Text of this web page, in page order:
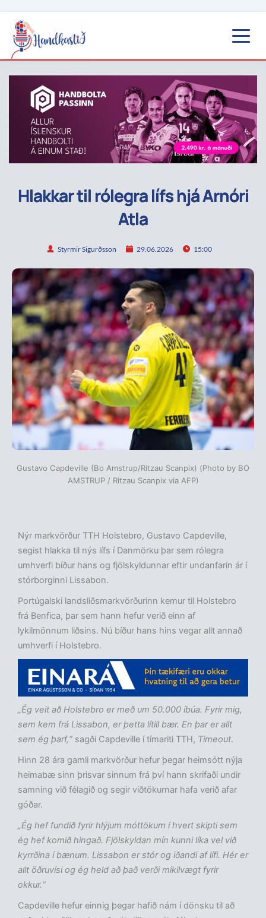
Hlakkar til rólegra lífs hjá Arnóri
Atla
Styrmir Sigurðsson 29.06.2026 15:00
Gustavo Capdeville (Bo Amstrup/Ritzau Scanpix) (Photo by BO
AMSTRUP / Ritzau Scanpix via AFP)
Nýr markvörður TTH Holstebro, Gustavo Capdeville,
segist hlakka til nýs lífs í Danmörku þar sem rólegra
umhverfi bíður hans og fjölskyldunnar eftir undanfarin ár í
stórborginni Lissabon.
Portúgalski landsliðsmarkvörðurinn kemur til Holstebro
frá Benfica, þar sem hann hefur verið einn af
lykilmönnum liðsins. Nú bíður hans hins vegar allt annað
umhverfi í Holstebro.
„Ég veit að Holstebro er með um 50.000 íbúa. Fyrir mig,
sem kem frá Lissabon, er þetta lítill bær. En þar er allt
sem ég þarf,“ sagði Capdeville í tímariti TTH, Timeout.
Hinn 28 ára gamli markvörður hefur þegar heimsótt nýja
heimabæ sinn þrisvar sinnum frá því hann skrifaði undir
samning við félagið og segir viðtökurnar hafa verið afar
góðar.
„Ég hef fundið fyrir hlýjum móttökum í hvert skipti sem
ég hef komið hingað. Fjölskyldan mín kunni líka vel við
kyrrðina í bænum. Lissabon er stór og iðandi af lífi. Hér er
allt öðruvísi og ég held að það verði mikilvægt fyrir
okkur.“
Capdeville hefur einnig þegar hafið nám í dönsku til að